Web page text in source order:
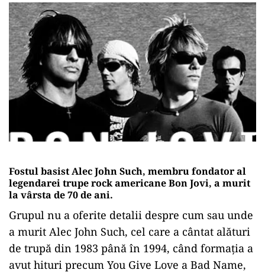
Fostul basist Alec John Such, membru fondator al
legendarei trupe rock americane Bon Jovi, a murit
la vârsta de 70 de ani.
Grupul nu a oferite detalii despre cum sau unde
a murit Alec John Such, cel care a cântat alături
de trupă din 1983 până în 1994, când formația a
avut hituri precum You Give Love a Bad Name,